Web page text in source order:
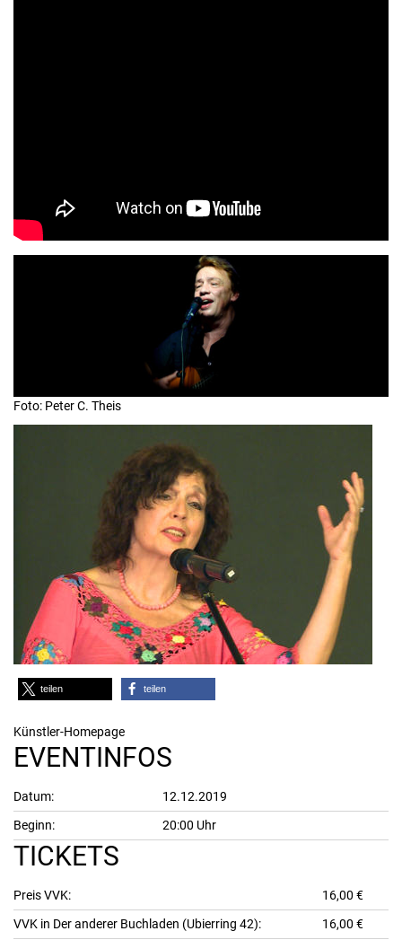
Foto: Peter C. Theis
teilen teilen
Künstler-Homepage
EVENTINFOS
Datum:
12.12.2019
Beginn:
20:00 Uhr
TICKETS
Preis VVK:
16,00 €
VVK in Der anderer Buchladen (Ubierring 42):
16,00 €